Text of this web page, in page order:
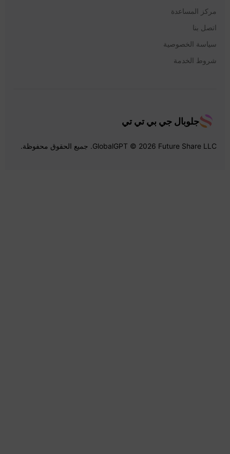
مركز المساعدة
اتصل بنا
سياسة الخصوصية
شروط الخدمة
جلوبال جي بي تي تي
GlobalGPT © 2026 Future Share LLC. جميع الحقوق محفوظة.